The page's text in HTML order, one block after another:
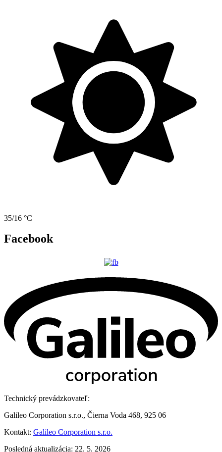
35/16 °C
Facebook
Technický prevádzkovateľ:
Galileo Corporation s.r.o., Čierna Voda 468, 925 06
Kontakt: Galileo Corporation s.r.o.
Posledná aktualizácia: 22. 5. 2026